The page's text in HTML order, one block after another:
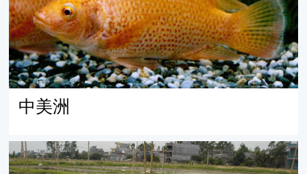
中美洲
越南